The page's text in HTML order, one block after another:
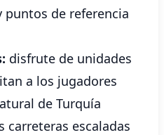
puntos de referencia
disfrute de unidades
a los jugadores
de Turquía
carreteras escaladas